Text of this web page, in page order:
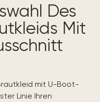
Des
Mit
mit U-Boot-
Linie Ihren